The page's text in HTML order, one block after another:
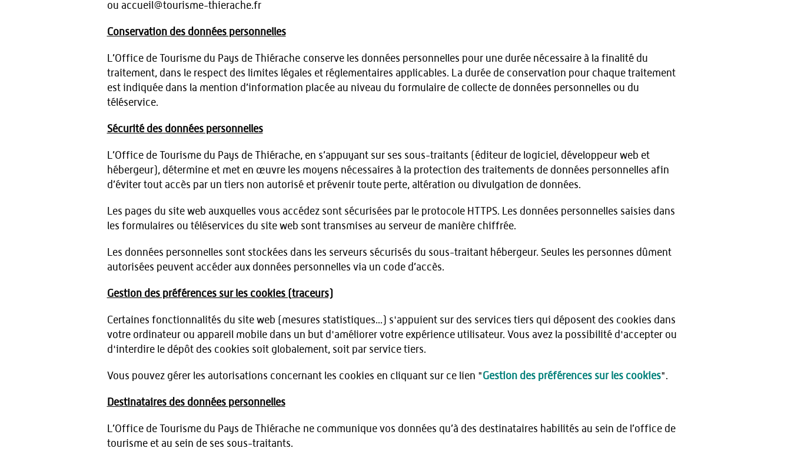
ou accueil@tourisme-thierache.fr
Conservation des données personnelles
L’Office de Tourisme du Pays de Thiérache conserve les données personnelles pour une durée nécessaire à la finalité du
traitement, dans le respect des limites légales et réglementaires applicables. La durée de conservation pour chaque traitement
est indiquée dans la mention d’information placée au niveau du formulaire de collecte de données personnelles ou du
téléservice.
Sécurité des données personnelles
L’Office de Tourisme du Pays de Thiérache, en s’appuyant sur ses sous-traitants (éditeur de logiciel, développeur web et
hébergeur), détermine et met en œuvre les moyens nécessaires à la protection des traitements de données personnelles afin
d’éviter tout accès par un tiers non autorisé et prévenir toute perte, altération ou divulgation de données.
Les pages du site web auxquelles vous accédez sont sécurisées par le protocole HTTPS. Les données personnelles saisies dans
les formulaires ou téléservices du site web sont transmises au serveur de manière chiffrée.
Les données personnelles sont stockées dans les serveurs sécurisés du sous-traitant hébergeur. Seules les personnes dûment
autorisées peuvent accéder aux données personnelles via un code d’accès.
Gestion des préférences sur les cookies (traceurs)
Certaines fonctionnalités du site web (mesures statistiques...) s'appuient sur des services tiers qui déposent des cookies dans
votre ordinateur ou appareil mobile dans un but d'améliorer votre expérience utilisateur. Vous avez la possibilité d'accepter ou
d'interdire le dépôt des cookies soit globalement, soit par service tiers.
Vous pouvez gérer les autorisations concernant les cookies en cliquant sur ce lien "Gestion des préférences sur les cookies".
Destinataires des données personnelles
L’Office de Tourisme du Pays de Thiérache ne communique vos données qu’à des destinataires habilités au sein de l’office de
tourisme et au sein de ses sous-traitants.